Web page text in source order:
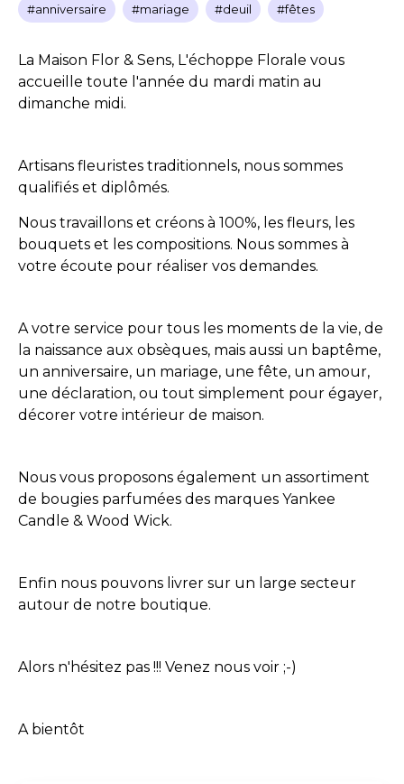
#anniversaire #mariage #deuil #fêtes
La Maison Flor & Sens, L'échoppe Florale vous
accueille toute l'année du mardi matin au
dimanche midi.
Artisans fleuristes traditionnels, nous sommes
qualifiés et diplômés.
Nous travaillons et créons à 100%, les fleurs, les
bouquets et les compositions. Nous sommes à
votre écoute pour réaliser vos demandes.
A votre service pour tous les moments de la vie, de
la naissance aux obsèques, mais aussi un baptême,
un anniversaire, un mariage, une fête, un amour,
une déclaration, ou tout simplement pour égayer,
décorer votre intérieur de maison.
Nous vous proposons également un assortiment
de bougies parfumées des marques Yankee
Candle & Wood Wick.
Enfin nous pouvons livrer sur un large secteur
autour de notre boutique.
Alors n'hésitez pas !!! Venez nous voir ;-)
A bientôt